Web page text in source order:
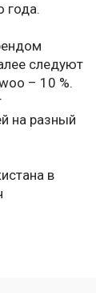
года.
следуют
– 10 %.
на разный
в